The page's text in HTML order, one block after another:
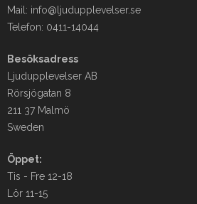
Mail: info@ljudupplevelser.se
Telefon: 0411-14044
Besöksadress
Ljudupplevelser AB
Rörsjögatan 8
211 37 Malmö
Sweden
Öppet:
Tis - Fre 12-18
Lör 11-15